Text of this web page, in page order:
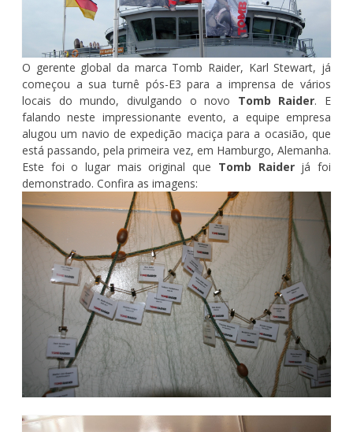
O gerente global da marca Tomb Raider, Karl Stewart, já
começou a sua turnê pós-E3 para a imprensa de vários
locais do mundo, divulgando o novo Tomb Raider. E
falando neste impressionante evento, a equipe empresa
alugou um navio de expedição maciça para a ocasião, que
está passando, pela primeira vez, em Hamburgo, Alemanha.
Este foi o lugar mais original que Tomb Raiderjá foi
demonstrado. Confira as imagens: